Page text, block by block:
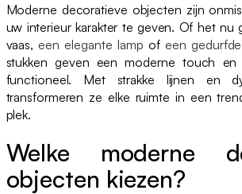
Moderne decoratieve objecten zijn
uw interieur karakter te geven. Of het nu
vaas,een elegante lamp ofeen
stukken geven een moderne touch en
functioneel. Met strakke lijnen en
transformeren ze elke ruimte in een
plek.
Welke moderne
objecten kiezen?